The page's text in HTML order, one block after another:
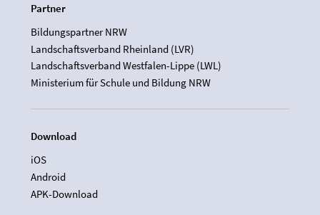
Partner
Bildungspartner NRW
Landschaftsverband Rheinland (LVR)
Landschaftsverband Westfalen-Lippe (LWL)
Ministerium für Schule und Bildung NRW
Download
iOS
Android
APK-Download